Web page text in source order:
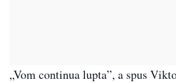
„Vom continua lupta”, a spus